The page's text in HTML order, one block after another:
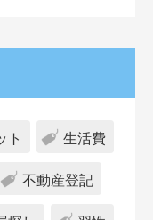
ト 生活費
不動産登記